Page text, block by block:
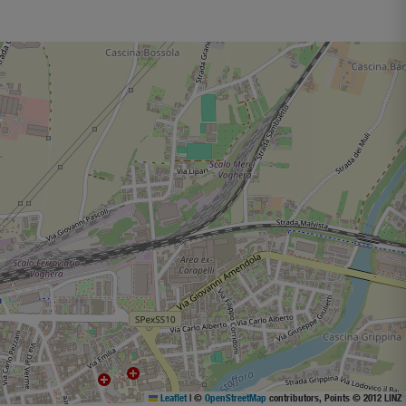
Leaflet | © OpenStreetMap contributors, Points © 2012 LINZ